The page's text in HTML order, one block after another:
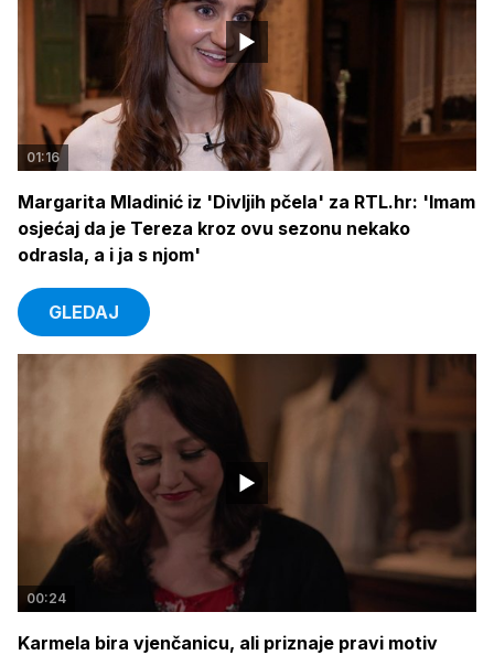
01:16
Margarita Mladinić iz 'Divljih pčela' za RTL.hr: 'Imam
osjećaj da je Tereza kroz ovu sezonu nekako
odrasla, a i ja s njom'
GLEDAJ
00:24
Karmela bira vjenčanicu, ali priznaje pravi motiv